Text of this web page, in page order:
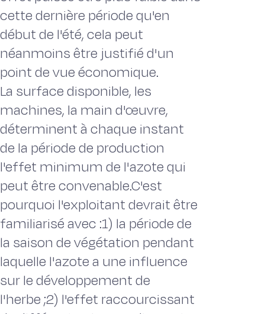
cette dernière période qu'en
début de l'été, cela peut
néanmoins être justifié d'un
point de vue économique.
La surface disponible, les
machines, la main d'œuvre,
déterminent à chaque instant
de la période de production
l'effet minimum de l'azote qui
peut être convenable.C'est
pourquoi l'exploitant devrait être
familiarisé avec :1) la période de
la saison de végétation pendant
laquelle l'azote a une influence
sur le développement de
l'herbe ;2) l'effet raccourcissant